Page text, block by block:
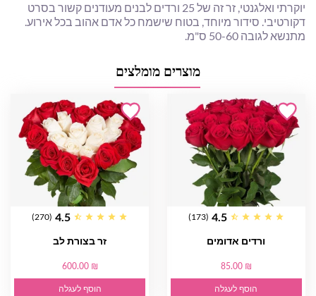
יוקרתי ואלגנטי, זר זה של 25 ורדים לבנים מעודנים קשור בסרט
דקורטיבי. סידור מיוחד, בטוח שישמח כל אדם אהוב בכל אירוע.
מתנשא לגובה 50-60 ס"מ.
מוצרים מומלצים
4.5
(173)
ורדים אדומים
85.00 ₪
הוסף לעגלה
4.5
(270)
זר בצורת לב
600.00 ₪
הוסף לעגלה